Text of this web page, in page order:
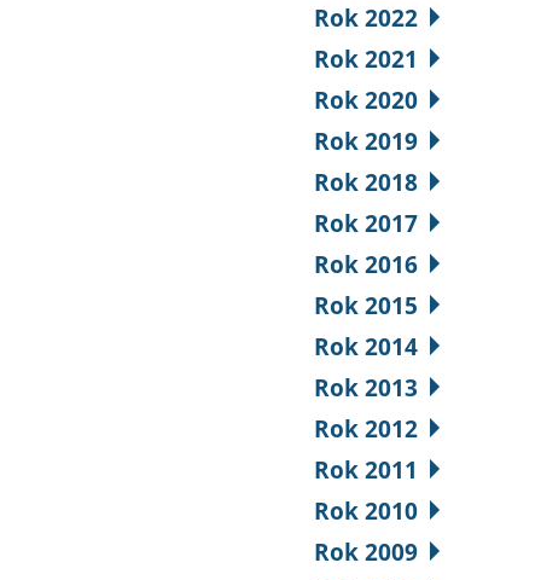
Rok 2022
Rok 2021
Rok 2020
Rok 2019
Rok 2018
Rok 2017
Rok 2016
Rok 2015
Rok 2014
Rok 2013
Rok 2012
Rok 2011
Rok 2010
Rok 2009